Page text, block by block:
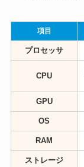
項目
プロセッサ
CPU
GPU
OS
RAM
ストレージ